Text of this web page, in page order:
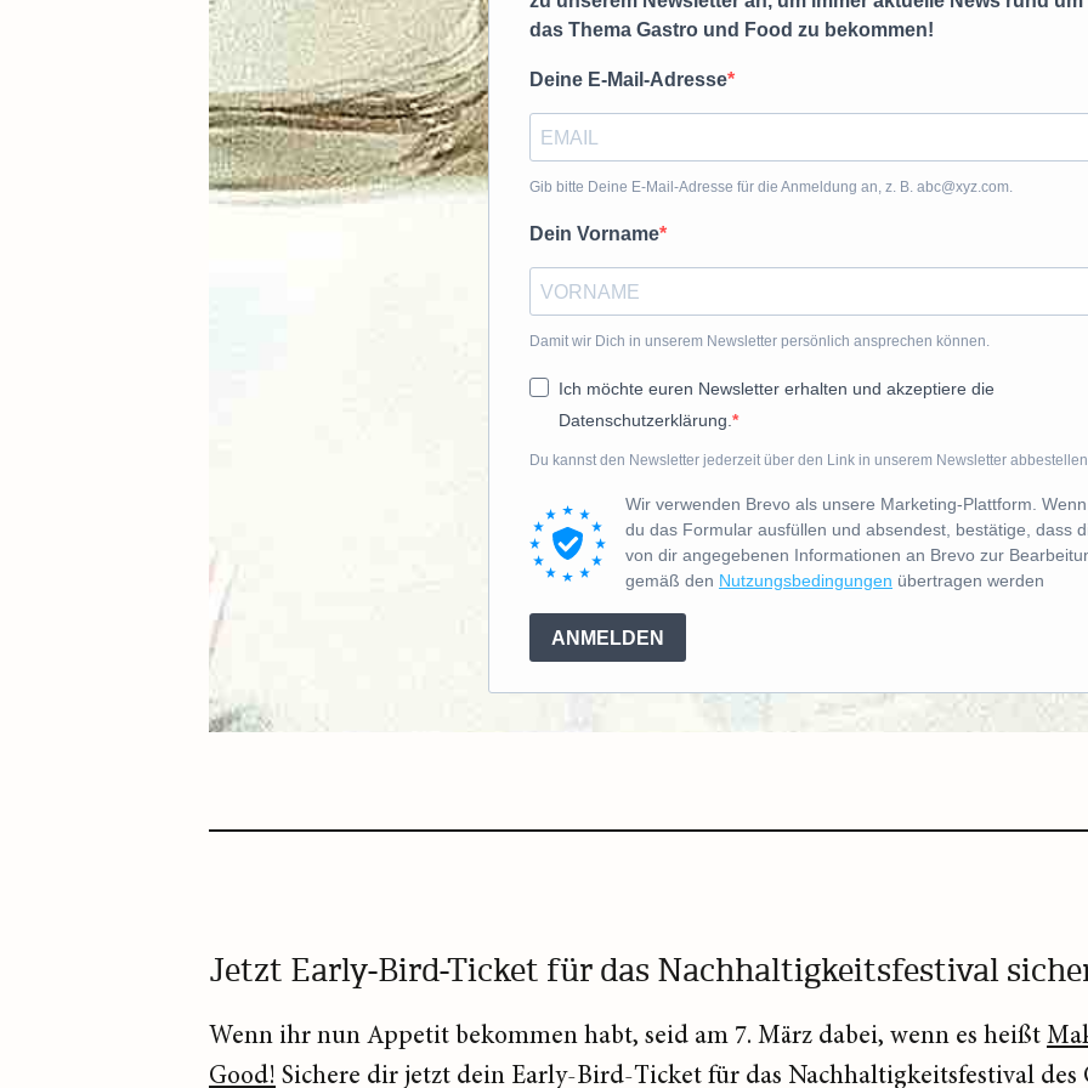
das Thema Gastro und Food zu bekommen!
Deine E-Mail-Adresse
Gib bitte Deine E-Mail-Adresse für die Anmeldung an, z. B. abc@xyz.com.
Dein Vorname
Damit wir Dich in unserem Newsletter persönlich ansprechen können.
Ich möchte euren Newsletter erhalten und akzeptiere die
Datenschutzerklärung.
Du kannst den Newsletter jederzeit über den Link in unserem Newsletter
Wir verwenden Brevo als unsere Marketing-Plattform. Wenn
du das Formular ausfüllen und absendest, bestätige, dass
von dir angegebenen Informationen an Brevo zur
gemäß den Nutzungsbedingungen übertragen werden
ANMELDEN
Jetzt Early-Bird-Ticket für das Nachhaltigkeitsfestival
Wenn ihr nun Appetit bekommen habt, seid am 7. März dabei, wenn es heißt
Good!Sichere dir jetzt dein Early-Bird-Ticket für das Nachhaltigkeitsfestival